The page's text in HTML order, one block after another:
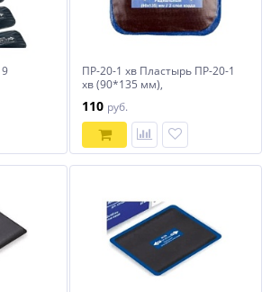
ПР-20-1 хв Пластырь ПР-20-1
хв (90*135 мм),
110 руб.